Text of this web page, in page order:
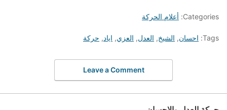
Categories: أعلام الحركة
Tags: احسان, الشيخ, العدل, العزي, اياد, حركة
Leave a Comment